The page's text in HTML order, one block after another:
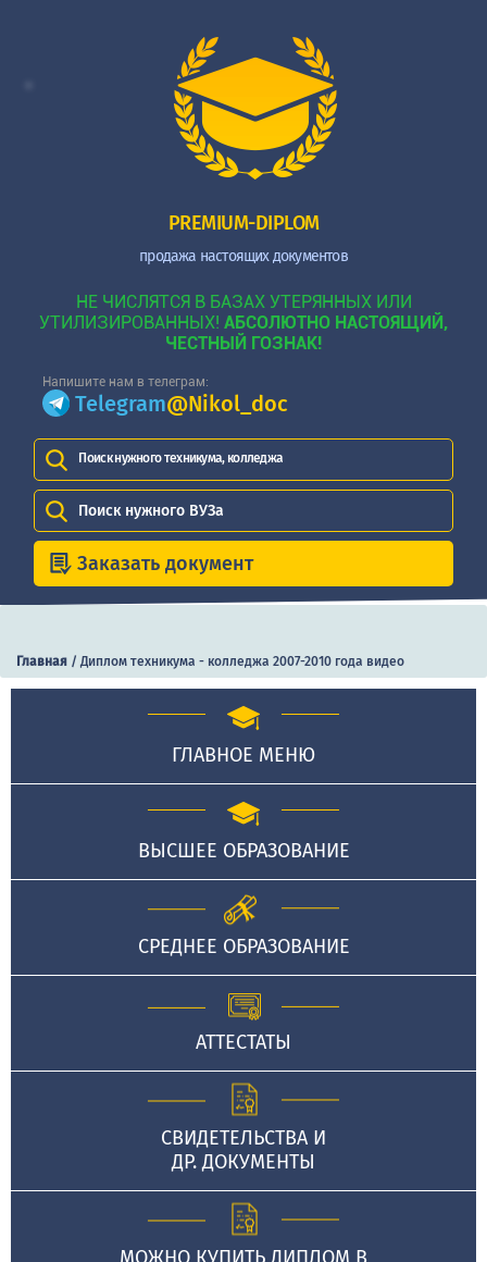
PREMIUM-DIPLOM
продажа настоящих документов
НЕ ЧИСЛЯТСЯ В БАЗАХ УТЕРЯННЫХ ИЛИ
УТИЛИЗИРОВАННЫХ! АБСОЛЮТНО НАСТОЯЩИЙ,
ЧЕСТНЫЙ ГОЗНАК!
Напишите нам в телеграм:
Telegram@Nikol_doc
Поиск нужного техникума, колледжа
Поиск нужного ВУЗа
Заказать документ
Главная /Диплом техникума - колледжа 2007-2010 года видео
ГЛАВНОЕ МЕНЮ
ВЫСШЕЕ ОБРАЗОВАНИЕ
СРЕДНЕЕ ОБРАЗОВАНИЕ
АТТЕСТАТЫ
СВИДЕТЕЛЬСТВА И
ДР. ДОКУМЕНТЫ